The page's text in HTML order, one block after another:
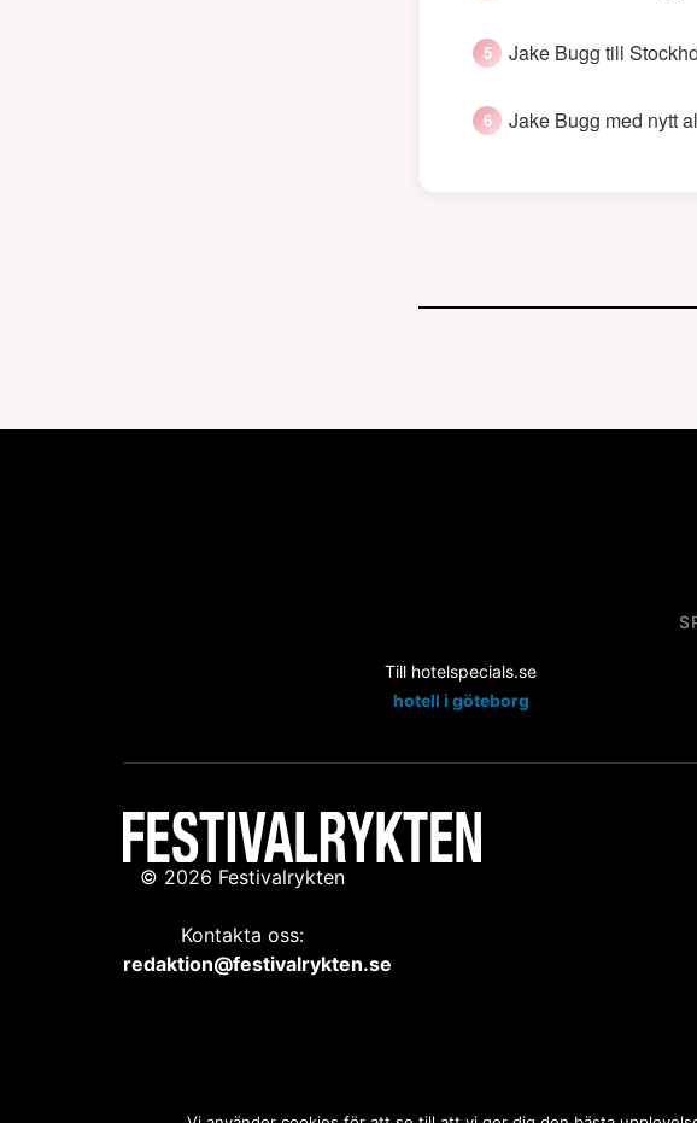
Jake Bugg till
Jake Bugg med nytt
Till hotelspecials.se
hotell i göteborg
© 2026 Festivalrykten
Kontakta oss:
redaktion@festivalrykten.se